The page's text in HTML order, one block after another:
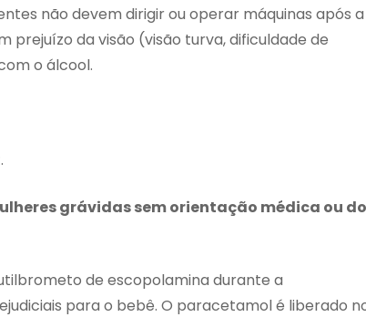
não devem dirigir ou operar máquinas após a
prejuízo da visão (visão turva, dificuldade de
o álcool.
grávidas sem orientação médica ou do
de escopolamina durante a
para o bebê. O paracetamol é liberado